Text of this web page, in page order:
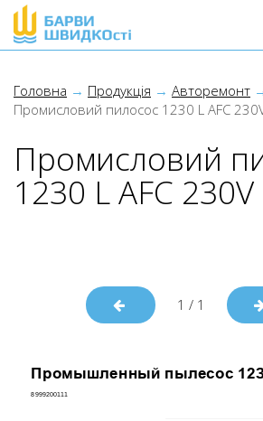
Головна Продукція Авторемонт
Промисловий пилосос 1230 L AFC
Промисловий
1230 L AFC 230V
1 / 1